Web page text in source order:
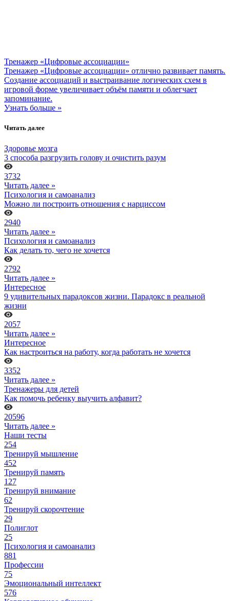
Тренажер «Цифровые ассоциации»
Тренажер «Цифровые ассоциации» отлично развивает память.
Создание ассоциаций и выстраивание логических схем в
игровой форме увеличивает объём памяти и облегчает
запоминание.
Узнать больше »
Читать далее
Здоровье мозга
3 способа разгрузить голову и очистить разум
3732
Читать далее »
Психология и самоанализ
Можно ли построить отношения с нарциссом
2940
Читать далее »
Психология и самоанализ
Как делать то, чего не хочется
2792
Читать далее »
Интересное
9 удивительных парадоксов жизни. Парадокс в реальной
жизни
2057
Читать далее »
Интересное
Как настроиться на работу, когда работать не хочется
3352
Читать далее »
Тренажеры для детей
Как помочь ребенку выучить алфавит?
20596
Читать далее »
Наши тесты
254
Тренируй мышление
452
Тренируй память
127
Тренируй внимание
62
Тренируй скорочтение
29
Полиглот
25
Психология и самоанализ
881
Профессии
75
Эмоциональный интеллект
576